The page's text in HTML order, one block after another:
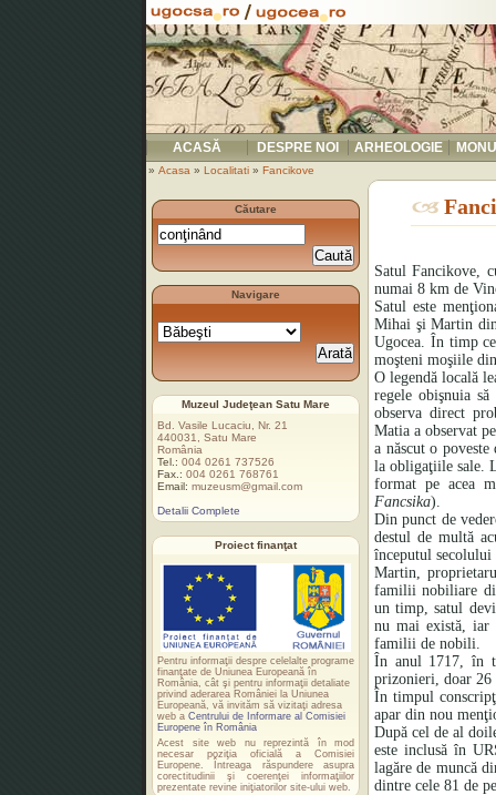
Satul Fancikove,
numai 8 km de
Satul este
Mihai şi Martin
Ugocea. În timp
moşteni moşiile
O legendă locală
regele obişnuia
observa direct
Matia a observat
a născut o
la obligaţiile sale.
format pe acea
Fancsika).
Din punct de
destul de multă
începutul
Martin,
familii nobiliare
un timp, satul
nu mai există, iar
familii de nobili.
În anul 1717, în
prizonieri, doar 26
În timpul
apar din nou
După cel de al
este inclusă în
lagăre de muncă
dintre cele 81 de
Căutare
Navigare
Muzeul Judeţean Satu Mare
Bd. Vasile Lucaciu, Nr. 21
440031, Satu Mare
România
Tel.: 004 0261 737526
Fax.: 004 0261 768761
Email: muzeusm@gmail.com
Detalii Complete
Proiect finanţat
Pentru informaţii despre celelalte programe
finanţate de Uniunea Europeană în
România, cât şi pentru informaţii detaliate
privind aderarea României la Uniunea
Europeană, vă invităm să vizitaţi adresa
web a Centrului de Informare al Comisiei
Europene în România
Acest site web nu reprezintă în mod
necesar poziţia oficială a Comisiei
Europene. Întreaga răspundere asupra
corectitudinii şi coerenţei informaţiilor
prezentate revine iniţiatorilor site-ului web.
ACASĂ DESPRE NOI ARHEOLOGIE
» Acasa » Localitati » Fancikove